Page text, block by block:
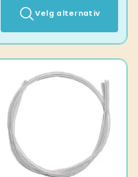
Velg alternativ
flere
varianter.
Alternativene
kan
velges
på
produktsiden